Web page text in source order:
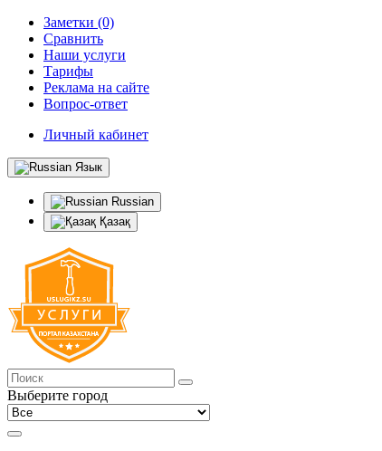
Заметки (0)
Сравнить
Наши услуги
Тарифы
Реклама на сайте
Вопрос-ответ
Личный кабинет
Язык
Russian
Қазақ
Выберите город